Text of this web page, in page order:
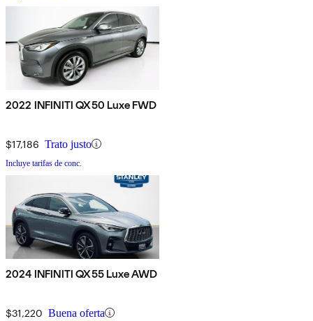
2022 INFINITI QX50 Luxe FWD
$17,186 Trato justo
Incluye tarifas de conc.
2024 INFINITI QX55 Luxe AWD
$31,220 Buena oferta